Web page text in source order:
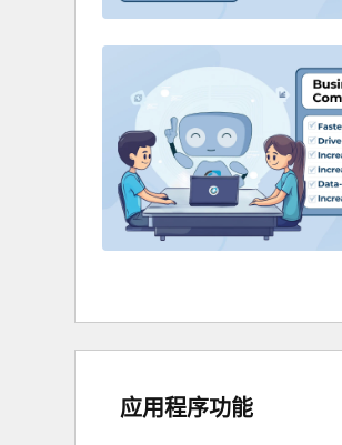
应用程序功能